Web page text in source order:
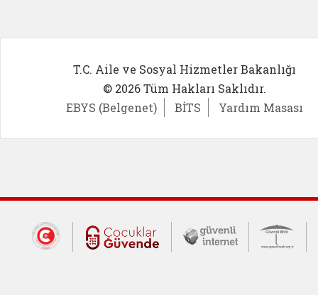
T.C. Aile ve Sosyal Hizmetler Bakanlığı
© 2026 Tüm Hakları Saklıdır.
EBYS (Belgenet)
BİTS Yardım Masası
Dış Bağlantılar
Cumhurbaşkanlığı İletişim Merkezi
Çocuklar Güvende (yeni
Güvenli